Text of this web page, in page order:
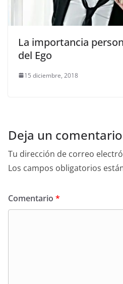
La importancia
del Ego
15 diciembre, 2018
Deja un comentario
Tu dirección de correo
Los campos obligatorios
Comentario *